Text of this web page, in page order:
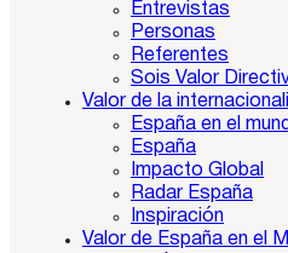
Entrevistas
Personas
Referentes
Sois Valor
Valor de la
España en el
España
Impacto Global
Radar España
Inspiración
Valor de España en el